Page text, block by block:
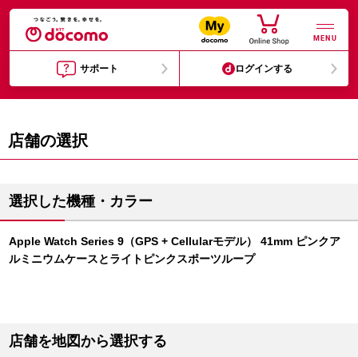
MENU
サポート ログインする
店舗の選択
選択した機種・カラー
Apple Watch Series 9（GPS + Cellularモデル） 41mm ピンクア
ルミニウムケースとライトピンクスポーツループ
店舗を地図から選択する